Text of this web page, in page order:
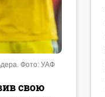
Фото: УАФ
свою